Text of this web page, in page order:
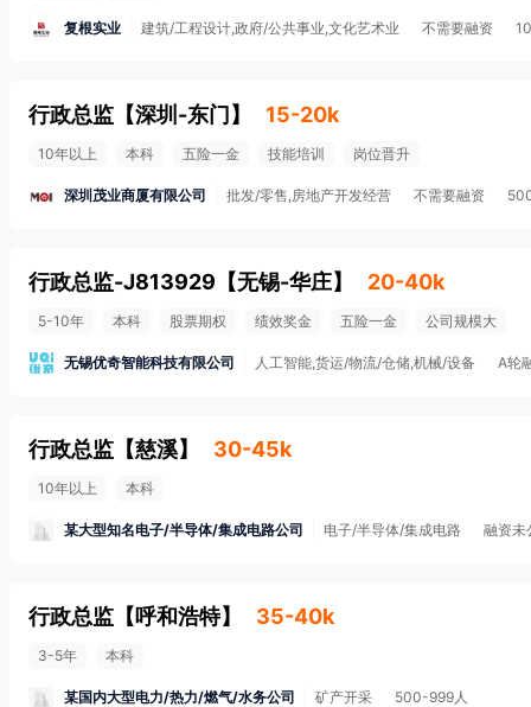
复根实业 建筑/工程设计,政府/公共事业,文化艺术业 不需要融资
行政总监 【深圳-东门 】 15-20k
10年以上 本科 五险一金 技能培训 岗位晋升
深圳茂业商厦有限公司 批发/零售,房地产开发经营 不需要融资
行政总监-J813929 【无锡-华庄】 20-40k
5-10年 本科 股票期权 绩效奖金 五险一金 公司规模大
无锡优奇智能科技有限公司 人工智能,货运/物流/仓储,机械/设备 A轮
行政总监 【慈溪】 30-45k
10年以上 本科
某大型知名电子/半导体/集成电路公司 电子/半导体/集成电路 融资未
行政总监 【呼和浩特】 35-40k
3-5年 本科
某国内大型电力/热力/燃气/水务公司 矿产开采 500-999人